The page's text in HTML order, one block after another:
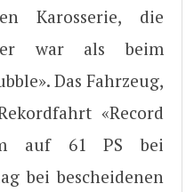
Karosserie, die
war als beim
Das Fahrzeug,
«Record
auf 61 PS bei
bei bescheidenen